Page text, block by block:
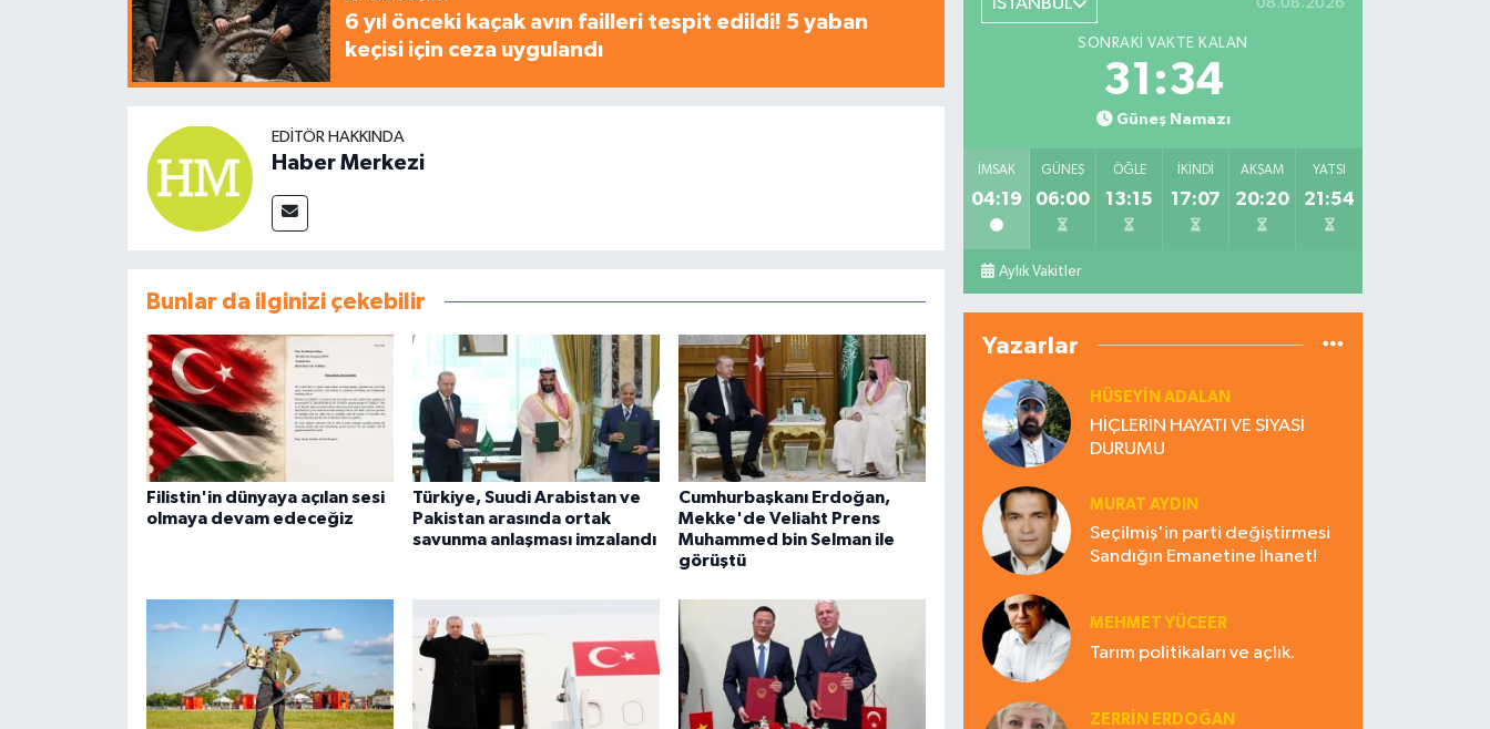
6 yıl önceki kaçak avın failleri tespit edildi! 5 yaban
keçisi için ceza uygulandı
EDITÖR HAKKINDA
Haber Merkezi
Bunlar da ilginizi çekebilir
Filistin'in dünyaya açılan sesi
olmaya devam edeceğiz
Türkiye, Suudi Arabistan ve
Pakistan arasında ortak
savunma anlaşması imzalandı
Cumhurbaşkanı Erdoğan,
Mekke'de Veliaht Prens
Muhammed bin Selman ile
görüştü
SONRAKI VAKTE KALAN
31:33
Güneş Namazı
İMSAK
04:19
GÜNEŞ
06:00
ÖĞLE
13:15
İKINDI
17:07
AKŞAM
20:20
YATSI
21:54
Aylık Vakitler
Yazarlar
HÜSEYIN ADALAN
HİÇLERİN HAYATI VE SİYASİ
DURUMU
MURAT AYDIN
Seçilmiş'in parti değiştirmesi
Sandığın Emanetine İhanet!
MEHMET YÜCEER
Tarım politikaları ve açlık.
ZERRIN ERDOĞAN